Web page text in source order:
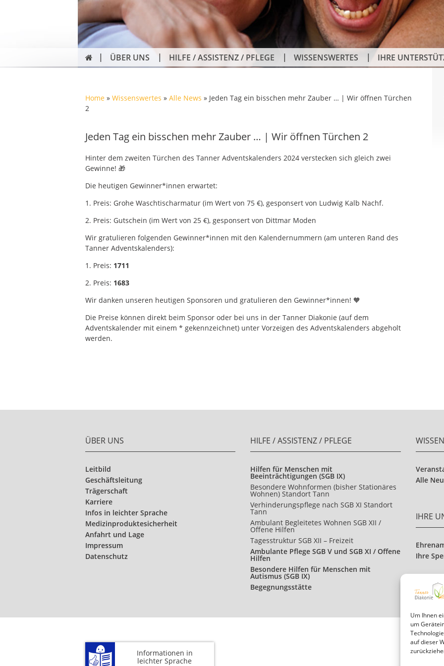
Um Ihnen
um
auf dieser
ÜBER UNS HILFE / ASSISTENZ / PFLEGE WISSENSWERTES IHRE
Home » Wissenswertes » Alle News » Jeden Tag ein bisschen mehr Zauber … | Wir öffnen Türchen
2
Jeden Tag ein bisschen mehr Zauber … | Wir öffnen Türchen 2
Hinter dem zweiten Türchen des Tanner Adventskalenders 2024 verstecken sich gleich zwei
Gewinne! 🎁
Die heutigen Gewinner*innen erwartet:
1. Preis: Grohe Waschtischarmatur (im Wert von 75 €), gesponsert von Ludwig Kalb Nachf.
2. Preis: Gutschein (im Wert von 25 €), gesponsert von Dittmar Moden
Wir gratulieren folgenden Gewinner*innen mit den Kalendernummern (am unteren Rand des
Tanner Adventskalenders):
1. Preis: 1711
2. Preis: 1683
Wir danken unseren heutigen Sponsoren und gratulieren den Gewinner*innen! 🧡
Die Preise können direkt beim Sponsor oder bei uns in der Tanner Diakonie (auf dem
Adventskalender mit einem * gekennzeichnet) unter Vorzeigen des Adventskalenders abgeholt
werden.
ÜBER UNS
Leitbild
Geschäftsleitung
Trägerschaft
Karriere
Infos in leichter Sprache
Medizinproduktesicherheit
Anfahrt und Lage
Impressum
Datenschutz
HILFE / ASSISTENZ / PFLEGE
Hilfen für Menschen mit
Beeinträchtigungen (SGB IX)
Besondere Wohnformen (bisher Stationäres
Wohnen) Standort Tann
Verhinderungspflege nach SGB XI Standort
Tann
Ambulant Begleitetes Wohnen SGB XII /
Offene Hilfen
Tagesstruktur SGB XII – Freizeit
Ambulante Pflege SGB V und SGB XI / Offene
Hilfen
Besondere Hilfen für Menschen mit
Autismus (SGB IX)
Begegnungsstätte
Alle
IHRE
Ihre
Informationen in
leichter Sprache